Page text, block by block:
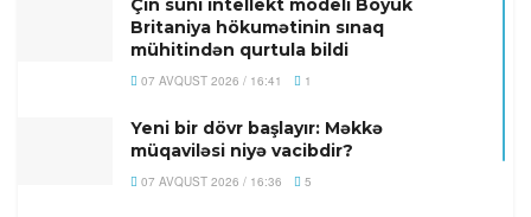
Çin süni intellekt modeli Böyük
Britaniya hökumətinin sınaq
mühitindən qurtula bildi
07 AVQUST 2026 / 16:41 1
Yeni bir dövr başlayır: Məkkə
müqaviləsi niyə vacibdir?
07 AVQUST 2026 / 16:36 5